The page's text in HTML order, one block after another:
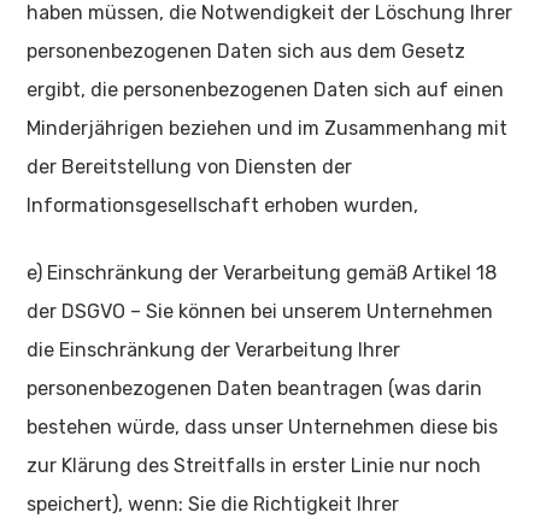
haben müssen, die Notwendigkeit der Löschung Ihrer
personenbezogenen Daten sich aus dem Gesetz
ergibt, die personenbezogenen Daten sich auf einen
Minderjährigen beziehen und im Zusammenhang mit
der Bereitstellung von Diensten der
Informationsgesellschaft erhoben wurden,
e) Einschränkung der Verarbeitung gemäß Artikel 18
der DSGVO – Sie können bei unserem Unternehmen
die Einschränkung der Verarbeitung Ihrer
personenbezogenen Daten beantragen (was darin
bestehen würde, dass unser Unternehmen diese bis
zur Klärung des Streitfalls in erster Linie nur noch
speichert), wenn: Sie die Richtigkeit Ihrer